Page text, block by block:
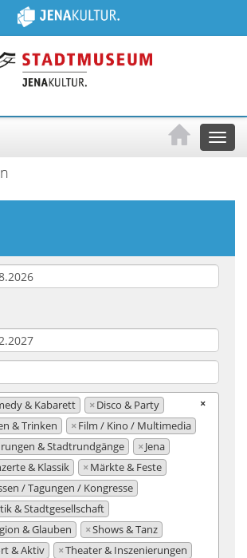
Toggle
×
& Kabarett ×Disco & Party
& Trinken ×Film / Kino / Multimedia
& Stadtrundgänge ×Jena
& Klassik ×Märkte & Feste
/ Tagungen / Kongresse
& Stadtgesellschaft
& Glauben ×Shows & Tanz
& Aktiv ×Theater & Inszenierungen